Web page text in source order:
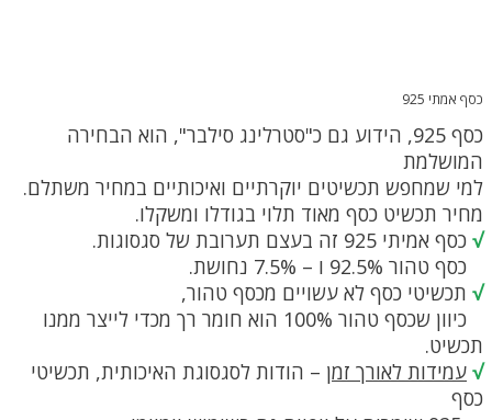
כסף אמתי 925
כסף 925, הידוע גם כ"סטרלינג סילבר", הוא הבחירה
המושלמת
למי שמחפש תכשיטים יוקרתיים ואיכותיים במחיר משתלם.
מחיר תכשיט כסף מאוד תלוי בגודלו ומשקלו.
√ כסף אמיתי 925 זה בעצם תערובת של סגסוגות.
כסף טהור 92.5% ו – 7.5% נחושת.
√ תכשיטי כסף לא עשויים מכסף טהור,
כיוון שכסף טהור 100% הוא חומר רך מכדי לייצר ממנו
תכשיט.
√ עמידות לאורך זמן – הודות לסגסוגת האיכותית, תכשיטי
כסף